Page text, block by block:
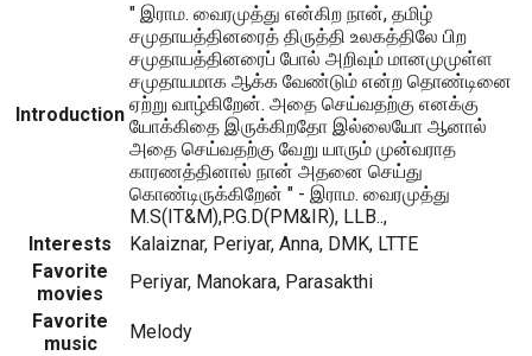
Introduction
" இராம. வைரமுத்து என்கிற நான், தமிழ்
சமுதாயத்தினரைத் திருத்தி உலகத்திலே பிற
சமுதாயத்தினரைப் போல் அறிவும் மானமுமுள்ள
சமுதாயமாக ஆக்க வேண்டும் என்ற தொண்டினை
ஏற்று வாழ்கிறேன். அதை செய்வதற்கு எனக்கு
யோக்கிதை இருக்கிறதோ இல்லையோ ஆனால்
அதை செய்வதற்கு வேறு யாரும் முன்வராத
காரணத்தினால் நான் அதனை செய்து
கொண்டிருக்கிறேன் " - இராம. வைரமுத்து
M.S(IT&M),P.G.D(PM&IR), LLB..,
Interests
Kalaiznar, Periyar, Anna, DMK, LTTE
Favorite
movies
Periyar, Manokara, Parasakthi
Favorite
music
Melody